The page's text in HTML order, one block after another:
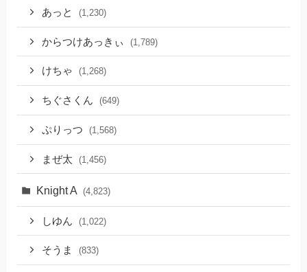
あっと (1,230)
からつけあっきぃ (1,789)
けちゃ (1,268)
ちぐさくん (649)
ぷりっつ (1,568)
まぜ太 (1,456)
Knight A (4,823)
しゆん (1,022)
そうま (833)